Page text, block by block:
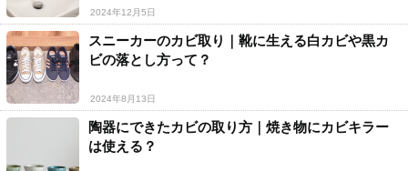
2024年12月5日
スニーカーのカビ取り｜靴に生える白カビや黒カ
ビの落とし方って？
2024年8月13日
陶器にできたカビの取り方｜焼き物にカビキラー
は使える？